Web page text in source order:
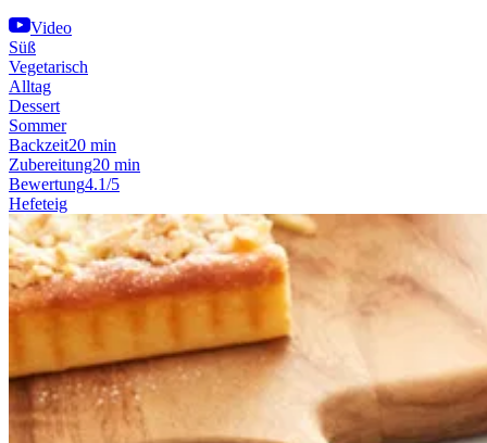
Video
Süß
Vegetarisch
Alltag
Dessert
Sommer
Backzeit20 min
Zubereitung20 min
Bewertung4.1/5
Hefeteig